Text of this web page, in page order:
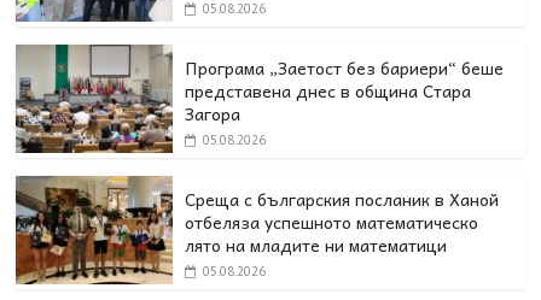
05.08.2026
Програма „Заетост без бариери“ беше
представена днес в oбщина Стара
Загора
05.08.2026
Среща с българския посланик в Ханой
отбеляза успешното математическо
лято на младите ни математици
05.08.2026